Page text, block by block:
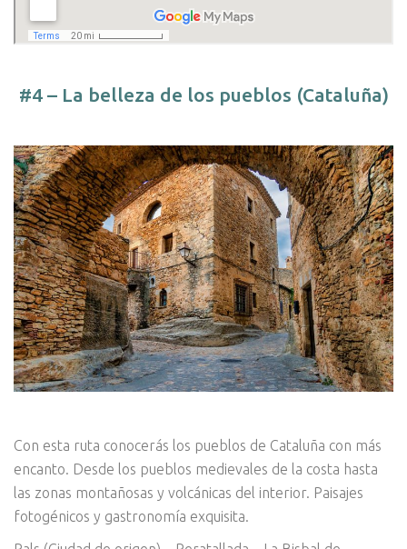
#4 – La belleza de los pueblos (Cataluña)
Con esta ruta conocerás los pueblos de Cataluña con más
encanto. Desde los pueblos medievales de la costa hasta
las zonas montañosas y volcánicas del interior. Paisajes
fotogénicos y gastronomía exquisita.